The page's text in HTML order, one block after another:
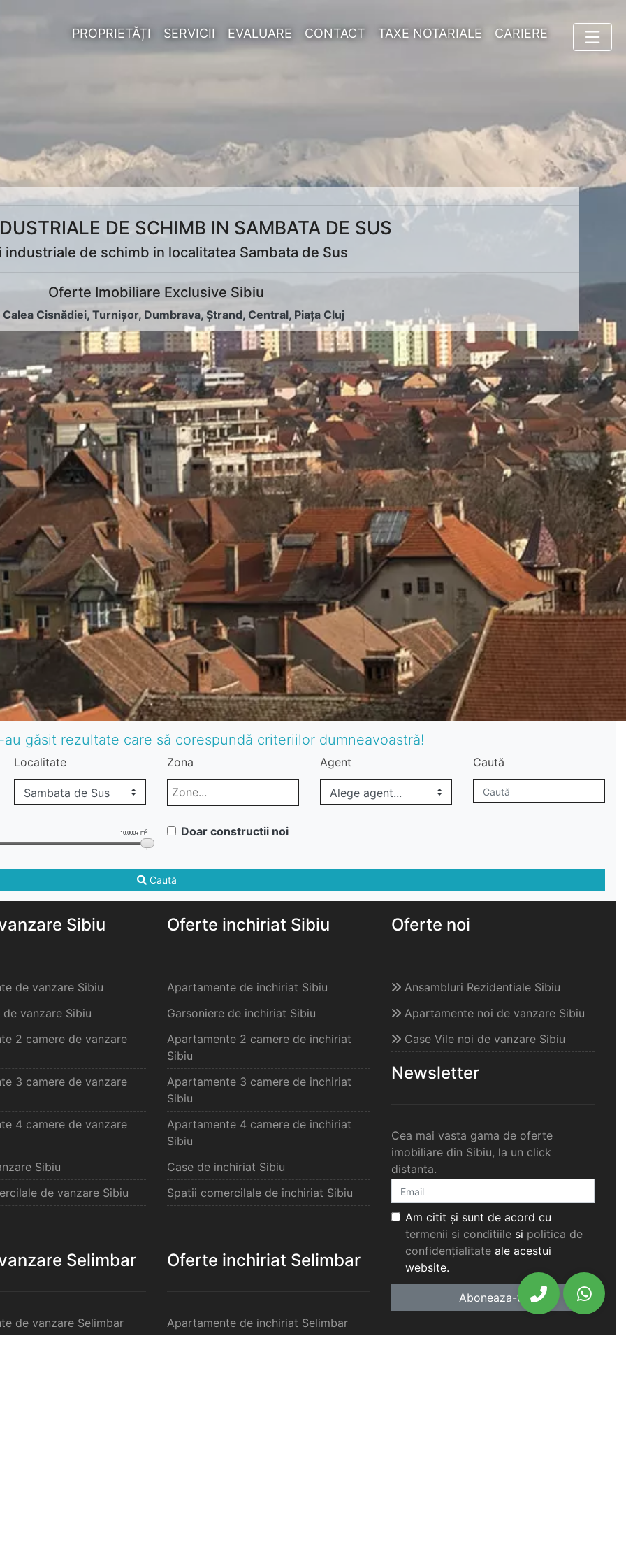
PROPRIETĂȚI SERVICII EVALUARE CONTACT TAXE NOTARIALE CARIERE
DE SCHIMB IN SAMBATA DE SUS
industriale de schimb in localitatea Sambata de Sus
Oferte Imobiliare Exclusive Sibiu
Calea Cisnădiei,Turnișor, Dumbrava,Ștrand,Central, Piața Cluj
găsit rezultate care să corespundă criteriilor dumneavoastră!
Localitate Zona Agent Caută
10.000+ m2 Doar constructii noi
Caută
Sibiu
de vanzare Sibiu
de vanzare Sibiu
2 camere de vanzare
3 camere de vanzare
4 camere de vanzare
Sibiu
de vanzare Sibiu
Selimbar
de vanzare Selimbar
Oferte inchiriat Sibiu
Apartamente de inchiriat Sibiu
Garsoniere de inchiriat Sibiu
Apartamente 2 camere de inchiriat
Sibiu
Apartamente 3 camere de inchiriat
Sibiu
Apartamente 4 camere de inchiriat
Sibiu
Case de inchiriat Sibiu
Spatii comercilale de inchiriat Sibiu
Oferte inchiriat Selimbar
Apartamente de inchiriat Selimbar
Oferte noi
Ansambluri Rezidentiale Sibiu
Apartamente noi de vanzare Sibiu
Case Vile noi de vanzare Sibiu
Newsletter
Cea mai vasta gama de oferte
imobiliare din Sibiu, la un click
distanta.
Am citit și sunt de acord cu
termenii si conditiile si politica de
confidențialitate ale acestui
website.
Aboneaza-te